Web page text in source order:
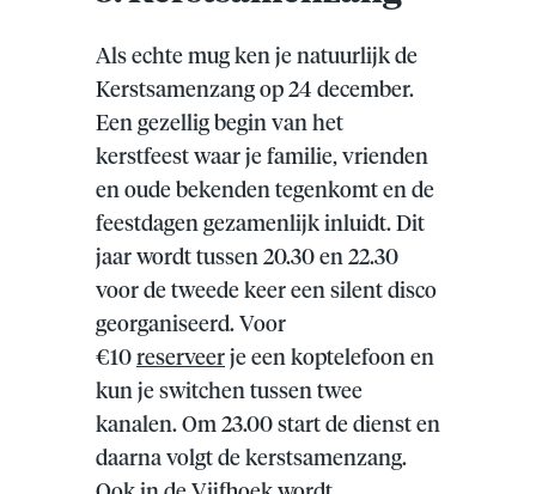
Als echte mug ken je natuurlijk de
Kerstsamenzang op 24 december.
Een gezellig begin van het
kerstfeest waar je familie, vrienden
en oude bekenden tegenkomt en de
feestdagen gezamenlijk inluidt. Dit
jaar wordt tussen 20.30 en 22.30
voor de tweede keer een silent disco
georganiseerd. Voor
€10 reserveer je een koptelefoon en
kun je switchen tussen twee
kanalen. Om 23.00 start de dienst en
daarna volgt de kerstsamenzang.